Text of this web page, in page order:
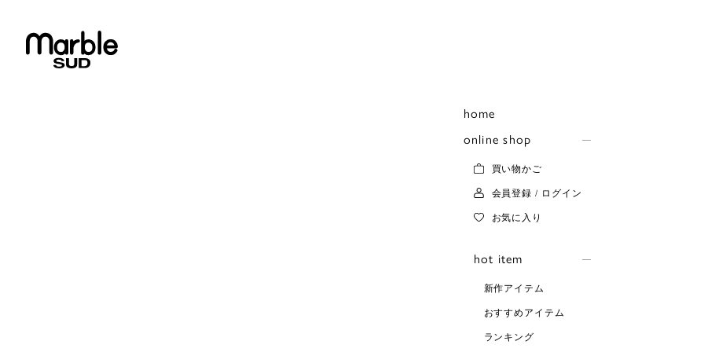
home
online shop
買い物かご
会員登録 / ログイン
お気に入り
hot item
新作アイテム
おすすめアイテム
ランキング